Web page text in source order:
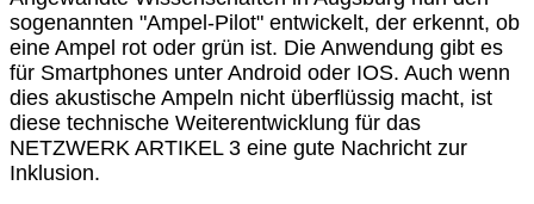
sogenannten "Ampel-Pilot" entwickelt, der erkennt, ob
eine Ampel rot oder grün ist. Die Anwendung gibt es
für Smartphones unter Android oder IOS. Auch wenn
dies akustische Ampeln nicht überflüssig macht, ist
diese technische Weiterentwicklung für das
NETZWERK ARTIKEL 3 eine gute Nachricht zur
Inklusion.